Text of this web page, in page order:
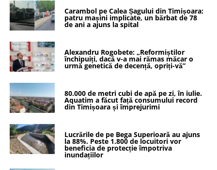
Carambol pe Calea Șagului din Timișoara:
patru mașini implicate, un bărbat de 78
de ani a ajuns la spital
Alexandru Rogobete: „Reformiștilor
închipuiți, dacă v-a mai rămas măcar o
urmă genetică de decență, opriți-vă”
80.000 de metri cubi de apă pe zi, în iulie.
Aquatim a făcut față consumului record
din Timișoara și împrejurimi
Lucrările de pe Bega Superioară au ajuns
la 88%. Peste 1.800 de locuitori vor
beneficia de protecție împotriva
inundațiilor